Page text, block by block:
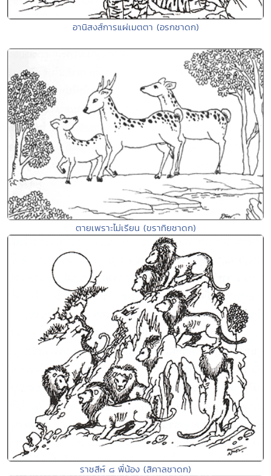
อานิสงส์การแผ่เมตตา (อรกชาดก)
ตายเพราะไม่เรียน (ขราทิยชาดก)
ราชสีห์ ๘ พี่น้อง (สิคาลชาดก)